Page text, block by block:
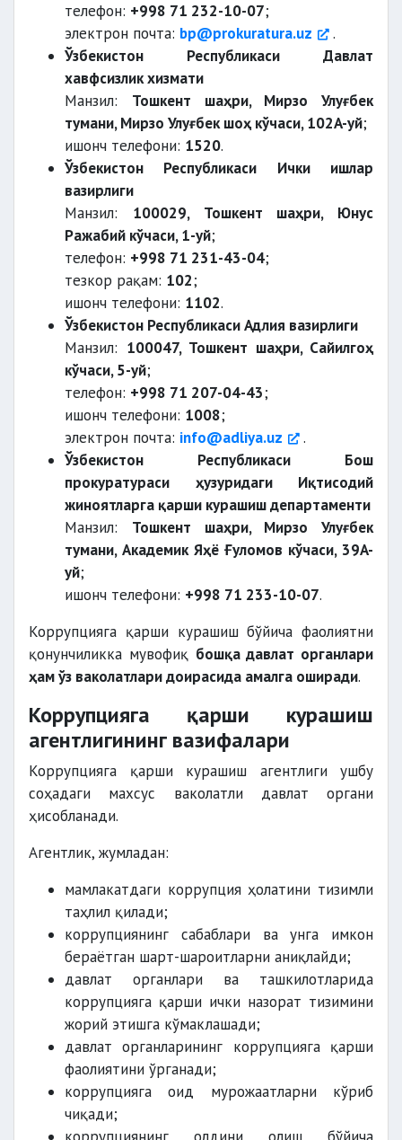
телефон: +998 71 232-10-07;
электрон почта: bp@prokuratura.uz
.
Ўзбекистон Республикаси Давлат
хавфсизлик хизмати
Манзил: Тошкент шаҳри, Мирзо Улуғбек
тумани, Мирзо Улуғбек шоҳ кўчаси, 102A-уй;
ишонч телефони: 1520.
Ўзбекистон Республикаси Ички ишлар
вазирлиги
Манзил: 100029, Тошкент шаҳри, Юнус
Ражабий кўчаси, 1-уй;
телефон: +998 71 231-43-04;
тезкор рақам: 102;
ишонч телефони: 1102.
Ўзбекистон Республикаси Адлия вазирлиги
Манзил: 100047, Тошкент шаҳри, Сайилгоҳ
кўчаси, 5-уй;
телефон: +998 71 207-04-43;
ишонч телефони: 1008;
электрон почта: info@adliya.uz
.
Ўзбекистон Республикаси Бош
прокуратураси ҳузуридаги Иқтисодий
жиноятларга қарши курашиш департаменти
Манзил: Тошкент шаҳри, Мирзо Улуғбек
тумани, Академик Яҳё Ғуломов кўчаси, 39A-
уй;
ишонч телефони: +998 71 233-10-07.
Коррупцияга қарши курашиш бўйича фаолиятни
қонунчиликка мувофиқ бошқа давлат органлари
ҳам ўз ваколатлари доирасида амалга оширади.
Коррупцияга қарши курашиш
агентлигининг вазифалари
Коррупцияга қарши курашиш агентлиги ушбу
соҳадаги махсус ваколатли давлат органи
ҳисобланади.
Агентлик, жумладан:
мамлакатдаги коррупция ҳолатини тизимли
таҳлил қилади;
коррупциянинг сабаблари ва унга имкон
бераётган шарт-шароитларни аниқлайди;
давлат органлари ва ташкилотларида
коррупцияга қарши ички назорат тизимини
жорий этишга кўмаклашади;
давлат органларининг коррупцияга қарши
фаолиятини ўрганади;
коррупцияга оид мурожаатларни кўриб
чиқади;